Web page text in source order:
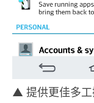
▲ 提供更佳多工